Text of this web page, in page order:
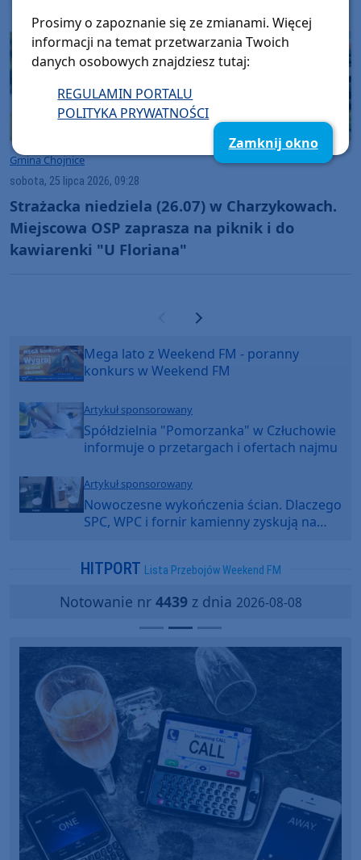
Gmina Chojnice
sobota, 25 lipca 2026, 09:28
Strażacka niedziela (26.07) w Charzykowach.
Miejscowa OSP zaprasza na piknik i do
kawiarenki "U Floriana"
Poprzednia strona
Następna strona
Mega lato z Weekend FM - poranny
konkurs w Weekend FM
Artykuł sponsorowany
Spółdzielnia "Pomorzanka" w Człuchowie
informuje o przetargach i ofertach najmu
Artykuł sponsorowany
Nowoczesne wykończenia ścian. Dlaczego
SPC, WPC i fornir kamienny zyskują na
HITPORT Lista Przebojów Weekend FM
Notowanie nr 4439z dnia 2026-08-08
Prosimy o zapoznanie się ze zmianami. Więcej
informacji na temat przetwarzania Twoich
danych osobowych znajdziesz tutaj:
REGULAMIN PORTALU
POLITYKA PRYWATNOŚCI
Zamknij okno